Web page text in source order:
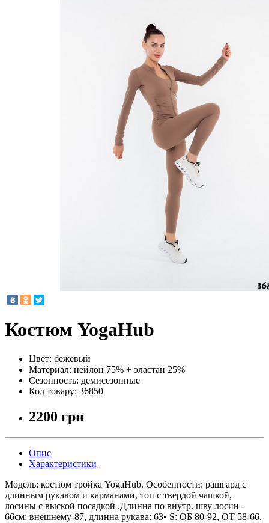
Костюм YogaHub
Цвет: бежевый
Материал: нейлон 75% + эластан 25%
Сезонность: демисезонные
Код товару: 36850
2200 грн
Опис
Характеристики
Модель: костюм тройка YogaHub. Особенности: рашгард с
длинным рукавом и карманами, топ с твердой чашкой,
лосины с выской посадкой .Длинна по внутр. шву лосин -
66см; внешнему-87, длинна рукава: 63• S: ОБ 80-92, ОТ 58-66,